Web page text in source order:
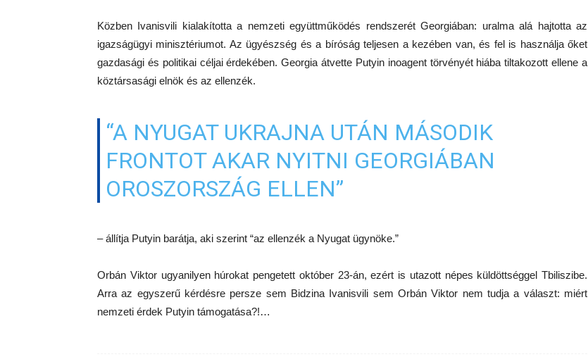
Közben Ivanisvili kialakította a nemzeti együttműködés rendszerét Georgiában: uralma alá hajtotta az
igazságügyi minisztériumot. Az ügyészség és a bíróság teljesen a kezében van, és fel is használja őket
gazdasági és politikai céljai érdekében. Georgia átvette Putyin inoagent törvényét hiába tiltakozott ellene a
köztársasági elnök és az ellenzék.
“A NYUGAT UKRAJNA UTÁN MÁSODIK
FRONTOT AKAR NYITNI GEORGIÁBAN
OROSZORSZÁG ELLEN”
– állítja Putyin barátja, aki szerint “az ellenzék a Nyugat ügynöke.”
Orbán Viktor ugyanilyen húrokat pengetett október 23-án, ezért is utazott népes küldöttséggel Tbiliszibe.
Arra az egyszerű kérdésre persze sem Bidzina Ivanisvili sem Orbán Viktor nem tudja a választ: miért
nemzeti érdek Putyin támogatása?!…